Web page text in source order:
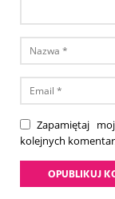
Zapamiętaj
kolejnych